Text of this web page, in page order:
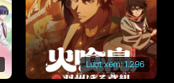
Lượt xem:1.296